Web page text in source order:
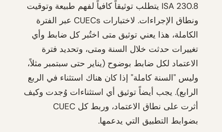
ISA 230.8 يتطلب توثيقاً كافياً لفهم طبيعة وتوقيت
ونطاق الإجراءات. لاختبارات CUECs عبر الفترة
الكاملة، هذا يعني توثيق متى اختُبر كل ضابط وأي
تغييرات حدثت خلال السنة ومتى، وتحديد فترة
الاعتماد لكل ضابط بوضوح (يناير حتى سبتمبر مثلاً،
وليس "السنة كاملة" إذا كان هناك استثناء في الربع
الرابع). يجب أيضاً توثيق أي استثناءات وُجدت وكيف
أثرت على نطاق الاعتماد، وربط كل CUEC
بضوابط التطبيق التي يدعمها.